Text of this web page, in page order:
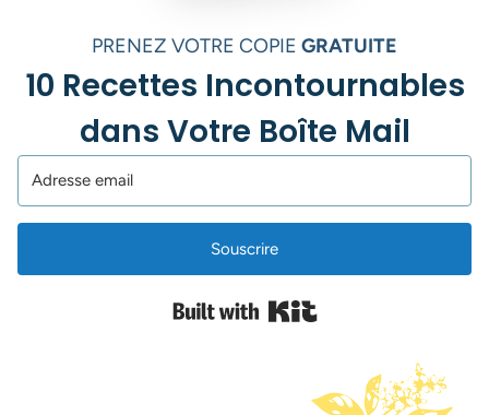
PRENEZ VOTRE COPIE GRATUITE
10 Recettes Incontournables
dans Votre Boîte Mail
Souscrire
Built with Kit